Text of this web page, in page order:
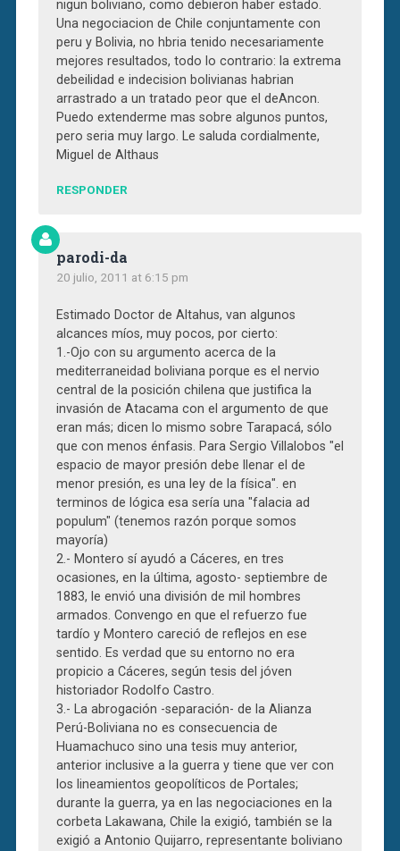
nigun boliviano, como debieron haber estado.
Una negociacion de Chile conjuntamente con
peru y Bolivia, no hbria tenido necesariamente
mejores resultados, todo lo contrario: la extrema
debeilidad e indecision bolivianas habrian
arrastrado a un tratado peor que el deAncon.
Puedo extenderme mas sobre algunos puntos,
pero seria muy largo. Le saluda cordialmente,
Miguel de Althaus
RESPONDER
parodi-da
20 julio, 2011 at 6:15 pm
Estimado Doctor de Altahus, van algunos
alcances míos, muy pocos, por cierto:
1.-Ojo con su argumento acerca de la
mediterraneidad boliviana porque es el nervio
central de la posición chilena que justifica la
invasión de Atacama con el argumento de que
eran más; dicen lo mismo sobre Tarapacá, sólo
que con menos énfasis. Para Sergio Villalobos "el
espacio de mayor presión debe llenar el de
menor presión, es una ley de la física". en
terminos de lógica esa sería una "falacia ad
populum" (tenemos razón porque somos
mayoría)
2.- Montero sí ayudó a Cáceres, en tres
ocasiones, en la última, agosto- septiembre de
1883, le envió una división de mil hombres
armados. Convengo en que el refuerzo fue
tardío y Montero careció de reflejos en ese
sentido. Es verdad que su entorno no era
propicio a Cáceres, según tesis del jóven
historiador Rodolfo Castro.
3.- La abrogación -separación- de la Alianza
Perú-Boliviana no es consecuencia de
Huamachuco sino una tesis muy anterior,
anterior inclusive a la guerra y tiene que ver con
los lineamientos geopolíticos de Portales;
durante la guerra, ya en las negociaciones en la
corbeta Lakawana, Chile la exigió, también se la
exigió a Antonio Quijarro, representante boliviano